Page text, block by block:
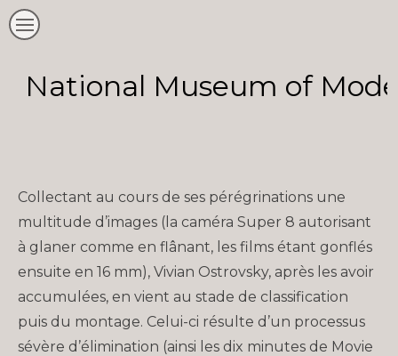
National Museum of
Collectant au cours de ses pérégrinations une
multitude d’images (la caméra Super 8 autorisant
à glaner comme en flânant, les films étant gonflés
ensuite en 16 mm), Vivian Ostrovsky, après les avoir
accumulées, en vient au stade de classification
puis du montage. Celui-ci résulte d’un processus
sévère d’élimination (ainsi les dix minutes de Movie